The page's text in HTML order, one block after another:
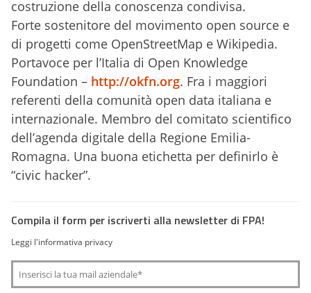
costruzione della conoscenza condivisa.
Forte sostenitore del movimento open source e
di progetti come OpenStreetMap e Wikipedia.
Portavoce per l’Italia di Open Knowledge
Foundation – http://okfn.org. Fra i maggiori
referenti della comunità open data italiana e
internazionale. Membro del comitato scientifico
dell’agenda digitale della Regione Emilia-
Romagna. Una buona etichetta per definirlo è
“civic hacker”.
Compila il form per iscriverti alla newsletter di FPA!
Leggi l'informativa privacy